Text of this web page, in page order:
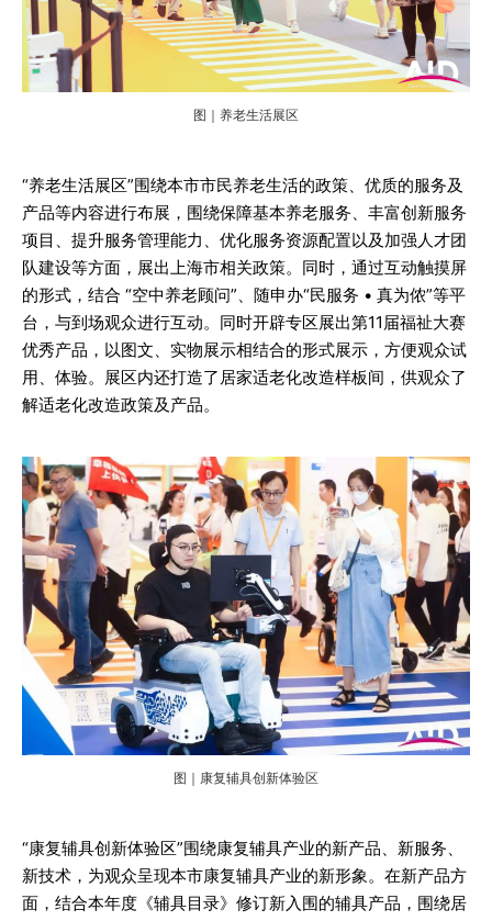
图｜养老生活展区
“养老生活展区”围绕本市市民养老生活的政策、优质的服务及
产品等内容进行布展，围绕保障基本养老服务、丰富创新服务
项目、提升服务管理能力、优化服务资源配置以及加强人才团
队建设等方面，展出上海市相关政策。同时，通过互动触摸屏
的形式，结合 “空中养老顾问”、随申办“民服务 • 真为侬”等平
台，与到场观众进行互动。同时开辟专区展出第11届福祉大赛
优秀产品，以图文、实物展示相结合的形式展示，方便观众试
用、体验。展区内还打造了居家适老化改造样板间，供观众了
解适老化改造政策及产品。
图｜康复辅具创新体验区
“康复辅具创新体验区”围绕康复辅具产业的新产品、新服务、
新技术，为观众呈现本市康复辅具产业的新形象。在新产品方
面，结合本年度《辅具目录》修订新入围的辅具产品，围绕居